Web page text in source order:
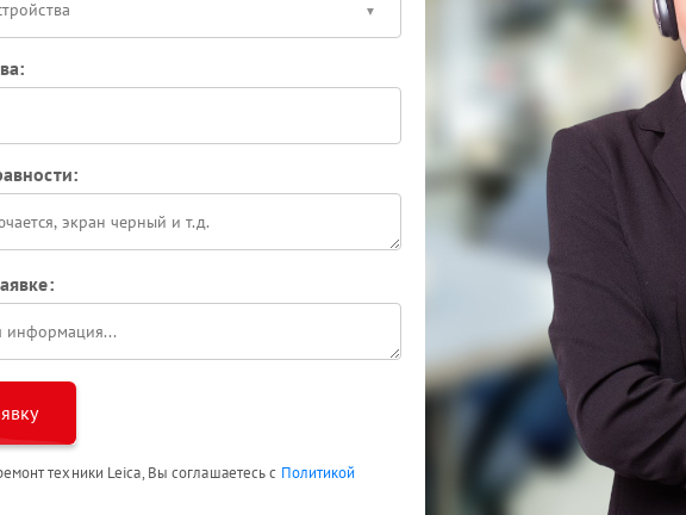
техники Leica, Вы соглашаетесь с Политикой